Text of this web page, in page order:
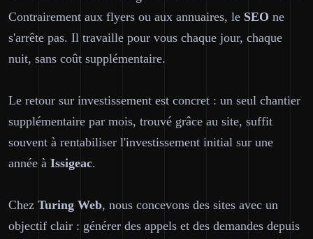
Contrairement aux flyers ou aux annuaires, le SEO ne
s'arrête pas. Il travaille pour vous chaque jour, chaque
nuit, sans coût supplémentaire.
Le retour sur investissement est concret : un seul chantier
supplémentaire par mois, trouvé grâce au site, suffit
souvent à rentabiliser l'investissement initial sur une
année à Issigeac.
Chez Turing Web, nous concevons des sites avec un
objectif clair : générer des appels et des demandes depuis